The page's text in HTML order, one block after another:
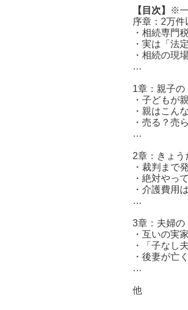
【目次】
※
序章：2万
・相続専門
・実は「法
・相続の現
…
1章：親子
・子どもが
・親はこん
・売る？売
…
2章：きょう
・裁判まで
・絶対やっ
・介護費用
…
3章：夫婦の
・互いの実
・「子なし
・後妻が亡
…
他